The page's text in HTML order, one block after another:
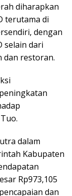
diharapkan
terutama di
dengan
selain dari
dan restoran.
dalam
Kabupaten
Rp973,105
dan